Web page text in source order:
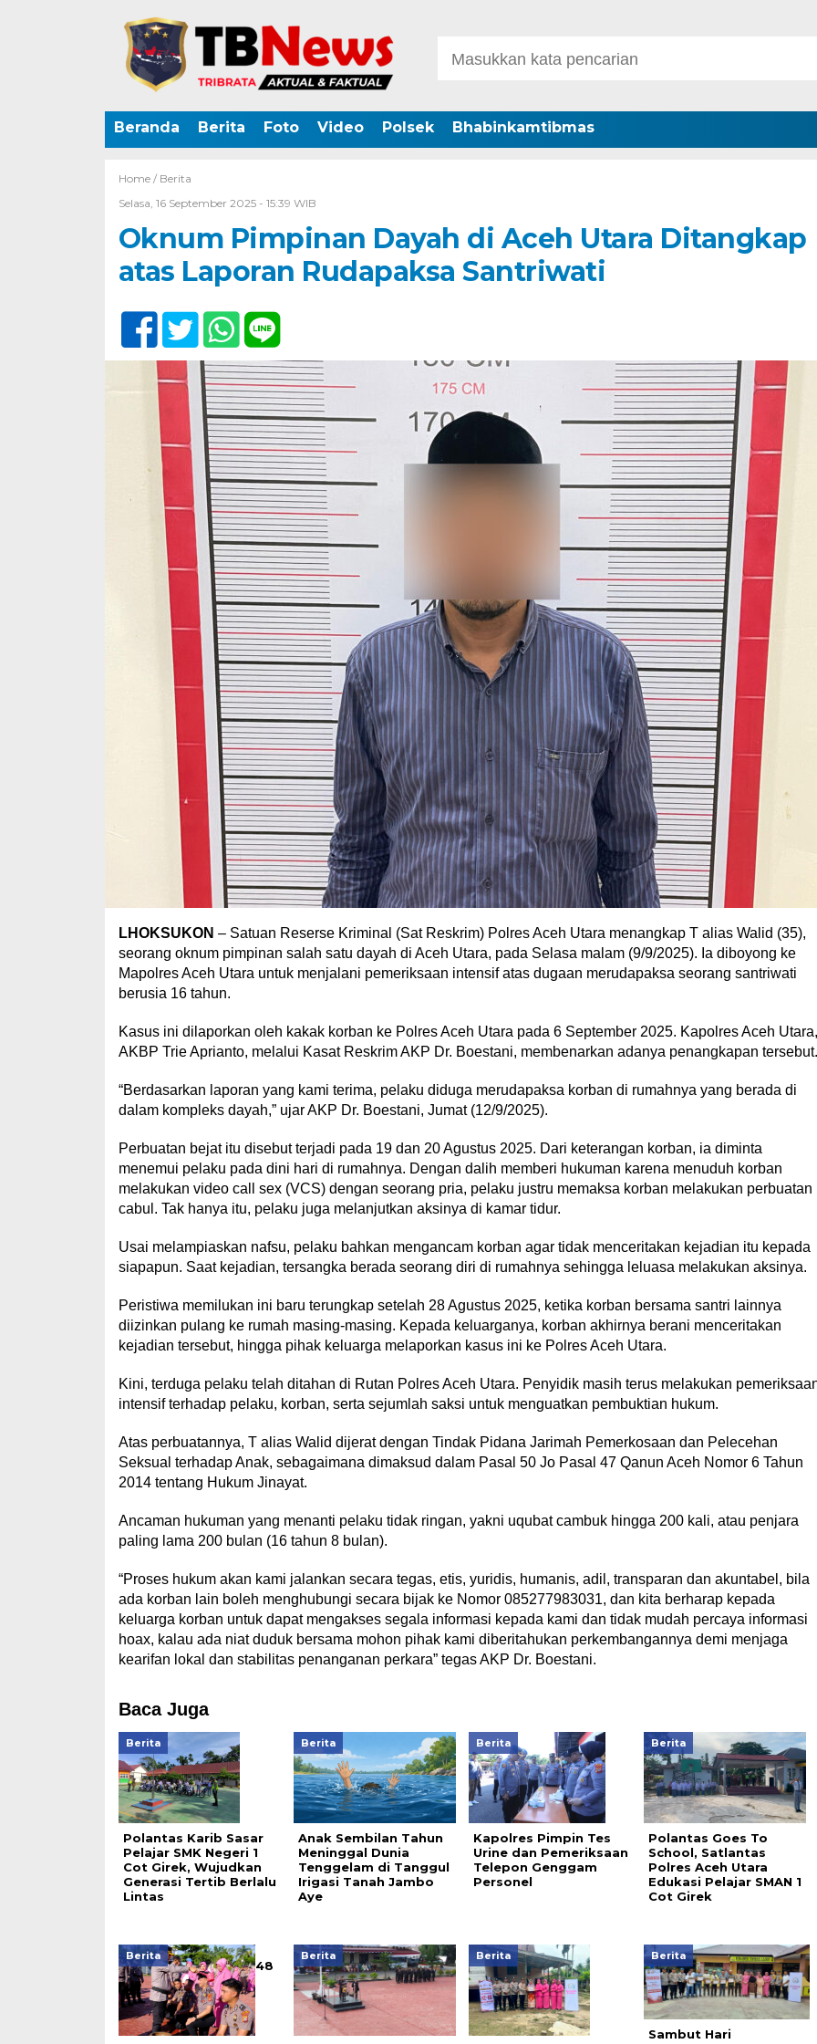
Beranda Berita Foto Video Polsek Bhabinkamtibmas
Home / Berita
Selasa, 16 September 2025 - 15:39 WIB
Oknum Pimpinan Dayah di Aceh Utara Ditangkap
atas Laporan Rudapaksa Santriwati
LHOKSUKON – Satuan Reserse Kriminal (Sat Reskrim) Polres Aceh Utara menangkap T alias Walid (35),
seorang oknum pimpinan salah satu dayah di Aceh Utara, pada Selasa malam (9/9/2025). Ia diboyong ke
Mapolres Aceh Utara untuk menjalani pemeriksaan intensif atas dugaan merudapaksa seorang santriwati
berusia 16 tahun.
Kasus ini dilaporkan oleh kakak korban ke Polres Aceh Utara pada 6 September 2025. Kapolres Aceh Utara,
AKBP Trie Aprianto, melalui Kasat Reskrim AKP Dr. Boestani, membenarkan adanya penangkapan tersebut.
“Berdasarkan laporan yang kami terima, pelaku diduga merudapaksa korban di rumahnya yang berada di
dalam kompleks dayah,” ujar AKP Dr. Boestani, Jumat (12/9/2025).
Perbuatan bejat itu disebut terjadi pada 19 dan 20 Agustus 2025. Dari keterangan korban, ia diminta
menemui pelaku pada dini hari di rumahnya. Dengan dalih memberi hukuman karena menuduh korban
melakukan video call sex (VCS) dengan seorang pria, pelaku justru memaksa korban melakukan perbuatan
cabul. Tak hanya itu, pelaku juga melanjutkan aksinya di kamar tidur.
Usai melampiaskan nafsu, pelaku bahkan mengancam korban agar tidak menceritakan kejadian itu kepada
siapapun. Saat kejadian, tersangka berada seorang diri di rumahnya sehingga leluasa melakukan aksinya.
Peristiwa memilukan ini baru terungkap setelah 28 Agustus 2025, ketika korban bersama santri lainnya
diizinkan pulang ke rumah masing-masing. Kepada keluarganya, korban akhirnya berani menceritakan
kejadian tersebut, hingga pihak keluarga melaporkan kasus ini ke Polres Aceh Utara.
Kini, terduga pelaku telah ditahan di Rutan Polres Aceh Utara. Penyidik masih terus melakukan
intensif terhadap pelaku, korban, serta sejumlah saksi untuk menguatkan pembuktian hukum.
Atas perbuatannya, T alias Walid dijerat dengan Tindak Pidana Jarimah Pemerkosaan dan Pelecehan
Seksual terhadap Anak, sebagaimana dimaksud dalam Pasal 50 Jo Pasal 47 Qanun Aceh Nomor 6 Tahun
2014 tentang Hukum Jinayat.
Ancaman hukuman yang menanti pelaku tidak ringan, yakni uqubat cambuk hingga 200 kali, atau penjara
paling lama 200 bulan (16 tahun 8 bulan).
“Proses hukum akan kami jalankan secara tegas, etis, yuridis, humanis, adil, transparan dan akuntabel, bila
ada korban lain boleh menghubungi secara bijak ke Nomor 085277983031, dan kita berharap kepada
keluarga korban untuk dapat mengakses segala informasi kepada kami dan tidak mudah percaya informasi
hoax, kalau ada niat duduk bersama mohon pihak kami diberitahukan perkembangannya demi menjaga
kearifan lokal dan stabilitas penanganan perkara” tegas AKP Dr. Boestani.
Baca Juga
Berita
Polantas Karib Sasar
Pelajar SMK Negeri 1
Cot Girek, Wujudkan
Generasi Tertib Berlalu
Lintas
Berita
Anak Sembilan Tahun
Meninggal Dunia
Tenggelam di Tanggul
Irigasi Tanah Jambo
Aye
Berita
Kapolres Pimpin Tes
Urine dan Pemeriksaan
Telepon Genggam
Personel
Berita
Polantas Goes To
School, Satlantas
Polres Aceh Utara
Edukasi Pelajar SMAN 1
Cot Girek
Berita
48
Berita Berita Berita
Sambut Hari